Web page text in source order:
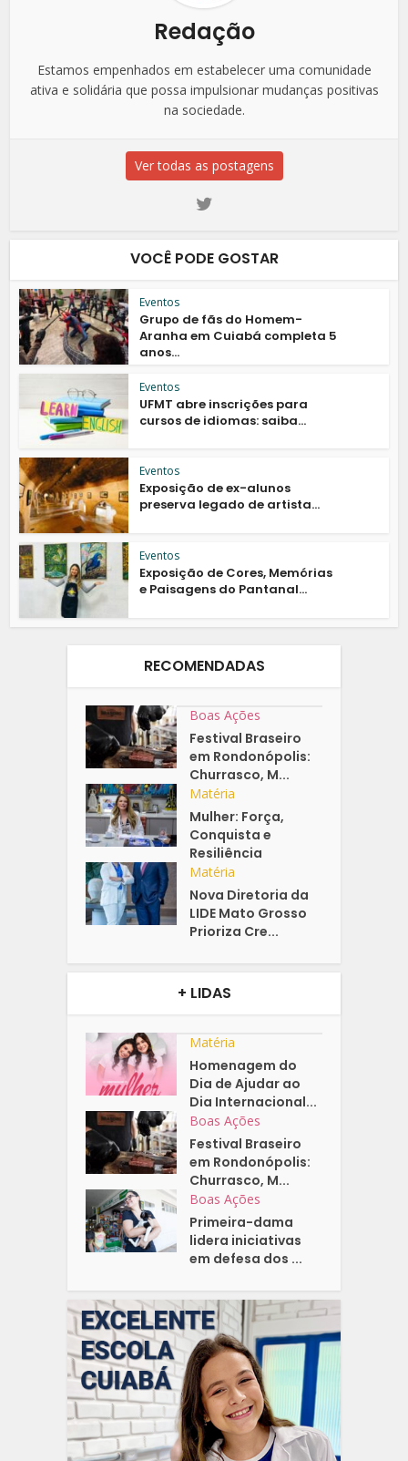
Redação
Estamos empenhados em estabelecer uma comunidade
ativa e solidária que possa impulsionar mudanças positivas
na sociedade.
Ver todas as postagens
VOCÊ PODE GOSTAR
Eventos
Grupo de fãs do Homem-
Aranha em Cuiabá completa 5
anos...
Eventos
UFMT abre inscrições para
cursos de idiomas: saiba...
Eventos
Exposição de ex-alunos
preserva legado de artista...
Eventos
Exposição de Cores, Memórias
e Paisagens do Pantanal...
RECOMENDADAS
Boas Ações
Festival Braseiro
em Rondonópolis:
Churrasco, M...
Matéria
Mulher: Força,
Conquista e
Resiliência
Matéria
Nova Diretoria da
LIDE Mato Grosso
Prioriza Cre...
+ LIDAS
Matéria
Homenagem do
Dia de Ajudar ao
Dia Internacional...
Boas Ações
Festival Braseiro
em Rondonópolis:
Churrasco, M...
Boas Ações
Primeira-dama
lidera iniciativas
em defesa dos ...